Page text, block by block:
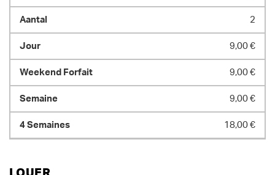
2
9,00 €
9,00 €
9,00 €
18,00 €